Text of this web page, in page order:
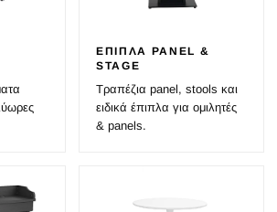
ΈΠΙΠΛΑ PANEL &
STAGE
Τραπέζια panel, stools και
ειδικά έπιπλα για ομιλητές
& panels.